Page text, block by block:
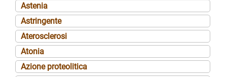
Astenia
Astringente
Aterosclerosi
Atonia
Azione proteolitica